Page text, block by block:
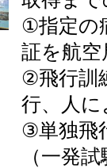
①指定の
証を航
②飛行訓
行、人
③単独飛
（一発